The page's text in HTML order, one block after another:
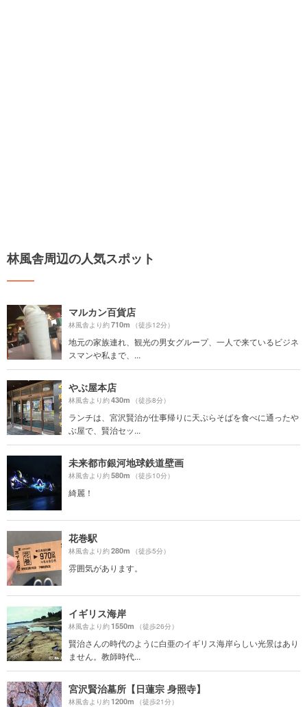
林風舎周辺の人気スポット
マルカン百貨店
林風舎より約710m （徒歩12分）
地元の家族連れ、観光の男女グループ、一人で来ているビジネ
スマンや私まで、...
やぶ屋本店
林風舎より約430m （徒歩8分）
ランチは、宮沢賢治が仕事帰りに天ぷらそばを食べに通ったや
ぶ屋で、賢治セッ...
未来都市銀河地球鉄道壁画
林風舎より約580m （徒歩10分）
綺麗！
花巻駅
林風舎より約280m （徒歩5分）
雰囲気があります。
イギリス海岸
林風舎より約1550m （徒歩26分）
賢治さんの時代のように白亜のイギリス海岸らしい光景はあり
ません。教師時代...
宮沢賢治墓所【日蓮宗 身照寺】
林風舎より約1200m （徒歩21分）